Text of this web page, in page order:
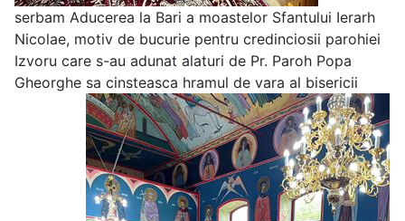
serbam Aducerea la Bari a moastelor Sfantului Ierarh
Nicolae, motiv de bucurie pentru credinciosii parohiei
Izvoru care s-au adunat alaturi de Pr. Paroh Popa
Gheorghe sa cinsteasca hramul de vara al bisericii